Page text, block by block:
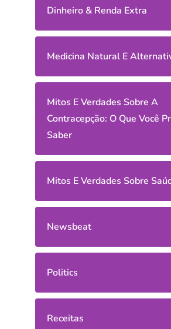
Dinheiro & Renda Extra
Medicina Natural E
Mitos E Verdades Sobre A
Contracepção: O Que Você
Saber
Mitos E Verdades Sobre
Newsbeat
Politics
Receitas